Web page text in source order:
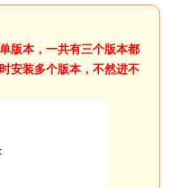
版本，一共有三个版本都
安装多个版本，不然进不